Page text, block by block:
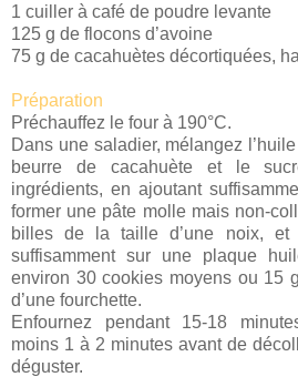
1 cuiller à café de poudre levante
125 g de flocons d’avoine
75 g de cacahuètes décortiquées,
Préparation
Préchauffez le four à 190°C.
Dans une saladier, mélangez
beurre de cacahuète et le
ingrédients, en ajoutant
former une pâte molle mais non-
billes de la taille d’une noix, et
suffisamment sur une plaque
environ 30 cookies moyens ou 15
d’une fourchette.
Enfournez pendant 15-18
moins 1 à 2 minutes avant de
déguster.